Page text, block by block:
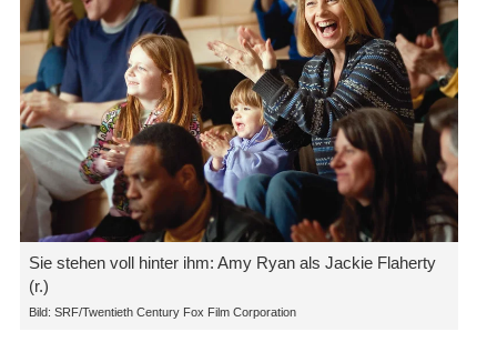
Sie stehen voll hinter ihm: Amy Ryan als Jackie Flaherty
(r.)
Bild: SRF/​Twentieth Century Fox Film Corporation